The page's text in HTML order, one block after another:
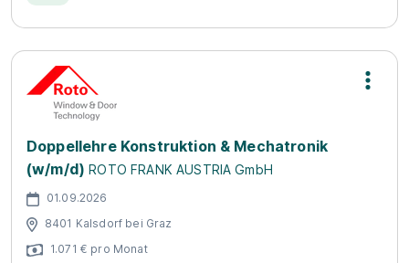
Doppellehre Konstruktion & Mechatronik
(w/m/d) ROTO FRANK AUSTRIA GmbH
01.09.2026
8401 Kalsdorf bei Graz
1.071 € pro Monat